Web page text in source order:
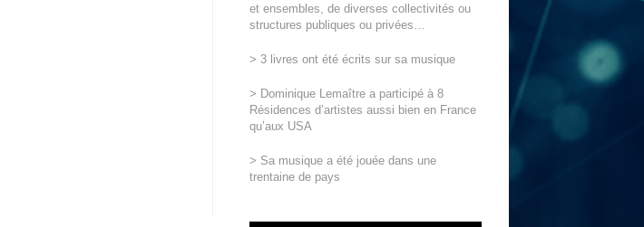
et ensembles, de diverses collectivités ou
structures publiques ou privées…
> 3 livres ont été écrits sur sa musique
> Dominique Lemaître a participé à 8
Résidences d’artistes aussi bien en France
qu’aux USA
> Sa musique a été jouée dans une
trentaine de pays